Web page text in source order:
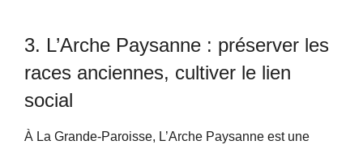
3. L’Arche Paysanne : préserver les
races anciennes, cultiver le lien
social
À La Grande-Paroisse, L’Arche Paysanne est une